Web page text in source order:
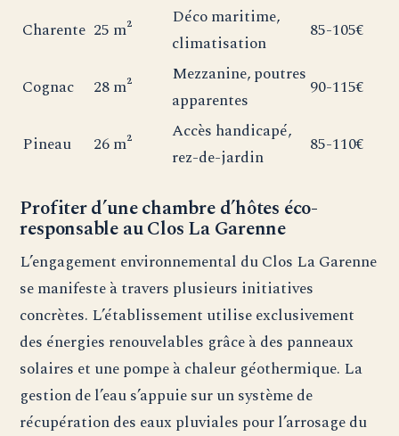
Charente 25 m²
Déco maritime,
climatisation
85-105€
Cognac 28 m²
Mezzanine, poutres
apparentes
90-115€
Pineau 26 m²
Accès handicapé,
rez-de-jardin
85-110€
Profiter d’une chambre d’hôtes éco-
responsable au Clos La Garenne
L’engagement environnemental du Clos La Garenne
se manifeste à travers plusieurs initiatives
concrètes. L’établissement utilise exclusivement
des énergies renouvelables grâce à des panneaux
solaires et une pompe à chaleur géothermique. La
gestion de l’eau s’appuie sur un système de
récupération des eaux pluviales pour l’arrosage du